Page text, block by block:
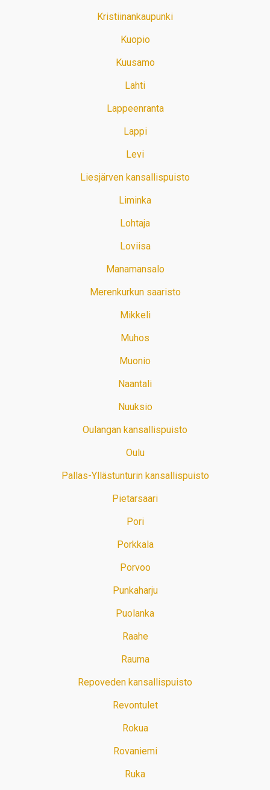
Kristiinankaupunki
Kuopio
Kuusamo
Lahti
Lappeenranta
Lappi
Levi
Liesjärven kansallispuisto
Liminka
Lohtaja
Loviisa
Manamansalo
Merenkurkun saaristo
Mikkeli
Muhos
Muonio
Naantali
Nuuksio
Oulangan kansallispuisto
Oulu
Pallas-Yllästunturin kansallispuisto
Pietarsaari
Pori
Porkkala
Porvoo
Punkaharju
Puolanka
Raahe
Rauma
Repoveden kansallispuisto
Revontulet
Rokua
Rovaniemi
Ruka